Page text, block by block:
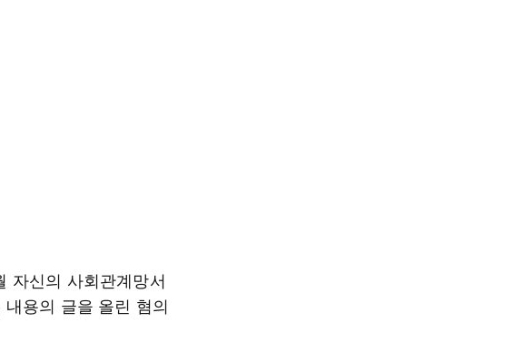
자신의 사회관계망서
용의 글을 올린 혐의